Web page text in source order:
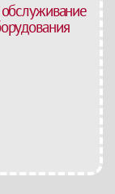
обслуживание